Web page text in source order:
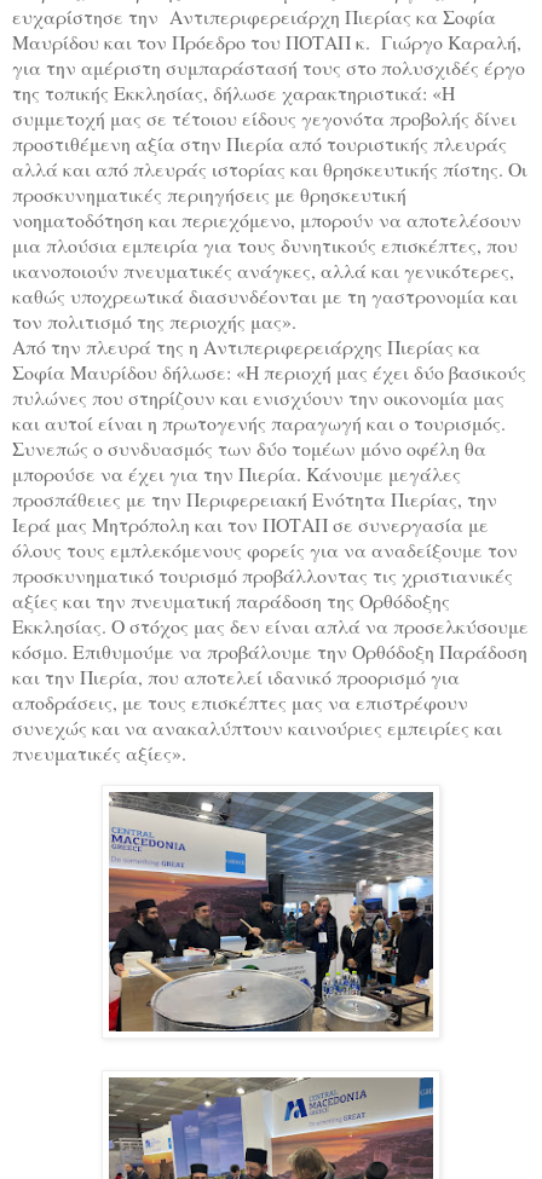
ευχαρίστησε την Αντιπεριφερειάρχη Πιερίας κα Σοφία
Μαυρίδου και τον Πρόεδρο του ΠΟΤΑΠ κ. Γιώργο Καραλή,
για την αμέριστη συμπαράστασή τους στο πολυσχιδές έργο
της τοπικής Εκκλησίας, δήλωσε χαρακτηριστικά: «H
συμμετοχή μας σε τέτοιου είδους γεγονότα προβολής δίνει
προστιθέμενη αξία στην Πιερία από τουριστικής πλευράς
αλλά και από πλευράς ιστορίας και θρησκευτικής πίστης. Οι
προσκυνηματικές περιηγήσεις με θρησκευτική
νοηματοδότηση και περιεχόμενο, μπορούν να αποτελέσουν
μια πλούσια εμπειρία για τους δυνητικούς επισκέπτες, που
ικανοποιούν πνευματικές ανάγκες, αλλά και γενικότερες,
καθώς υποχρεωτικά διασυνδέονται με τη γαστρονομία και
τον πολιτισμό της περιοχής μας».
Από την πλευρά της η Αντιπεριφερειάρχης Πιερίας κα
Σοφία Μαυρίδου δήλωσε: «Η περιοχή μας έχει δύο βασικούς
πυλώνες που στηρίζουν και ενισχύουν την οικονομία μας
και αυτοί είναι η πρωτογενής παραγωγή και ο τουρισμός.
Συνεπώς ο συνδυασμός των δύο τομέων μόνο οφέλη θα
μπορούσε να έχει για την Πιερία. Κάνουμε μεγάλες
προσπάθειες με την Περιφερειακή Ενότητα Πιερίας, την
Ιερά μας Μητρόπολη και τον ΠΟΤΑΠ σε συνεργασία με
όλους τους εμπλεκόμενους φορείς για να αναδείξουμε τον
προσκυνηματικό τουρισμό προβάλλοντας τις χριστιανικές
αξίες και την πνευματική παράδοση της Ορθόδοξης
Εκκλησίας. Ο στόχος μας δεν είναι απλά να προσελκύσουμε
κόσμο. Επιθυμούμε να προβάλουμε την Ορθόδοξη Παράδοση
και την Πιερία, που αποτελεί ιδανικό προορισμό για
αποδράσεις, με τους επισκέπτες μας να επιστρέφουν
συνεχώς και να ανακαλύπτουν καινούριες εμπειρίες και
πνευματικές αξίες».